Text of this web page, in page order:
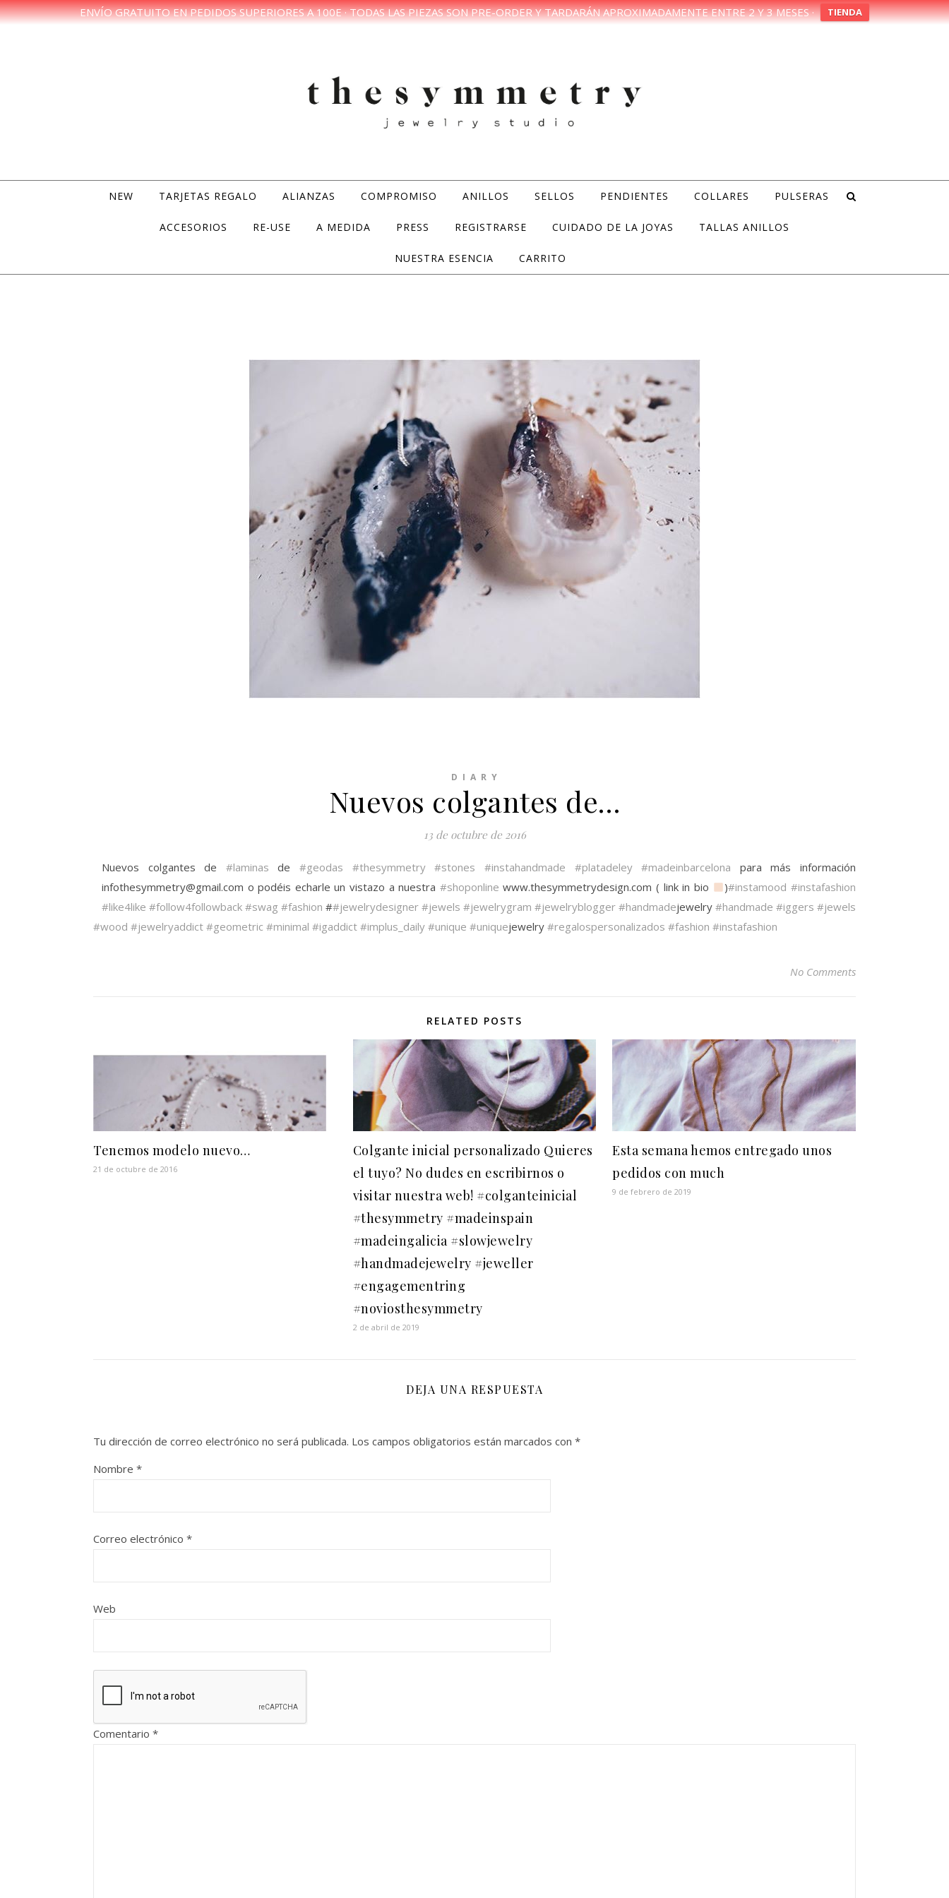
ENVÍO GRATUITO EN PEDIDOS SUPERIORES A 100E · TODAS LAS PIEZAS SON PRE-ORDER Y TARDARÁN APROXIMADAMENTE ENTRE 2 Y 3 MESES · TIENDA
NEW TARJETAS REGALO ALIANZAS COMPROMISO ANILLOS SELLOS PENDIENTES COLLARES PULSERAS
ACCESORIOS RE-USE A MEDIDA PRESS REGISTRARSE CUIDADO DE LA JOYAS TALLAS ANILLOS
NUESTRA ESENCIA CARRITO
D I A R Y
️Nuevos colgantes de…
13 de octubre de 2016
Nuevos colgantes de #laminas de#geodas #thesymmetry #stones #instahandmade #platadeley #madeinbarcelona para más información
infothesymmetry@gmail.com o podéis echarle un vistazo a nuestra #shoponline www.thesymmetrydesign.com ( link in bio )#instamood #instafashion
#like4like #follow4followback #swag #fashion ##jewelrydesigner #jewels #jewelrygram #jewelryblogger #handmadejewelry #handmade #iggers #jewels
#wood #jewelryaddict #geometric #minimal #igaddict #implus_daily #unique #uniquejewelry #regalospersonalizados #fashion #instafashion
No Comments
RELATED POSTS
Tenemos modelo nuevo…
21 de octubre de 2016
Colgante inicial personalizado ️Quieres
el tuyo? No dudes en escribirnos o
visitar nuestra web! #colganteinicial
#thesymmetry #madeinspain
#madeingalicia #slowjewelry
#handmadejewelry #jeweller
#engagementring
#noviosthesymmetry
2 de abril de 2019
Esta semana hemos entregado unos
pedidos con much
9 de febrero de 2019
DEJA UNA RESPUESTA
Tu dirección de correo electrónico no será publicada. Los campos obligatorios están marcados con *
Nombre *
Correo electrónico *
Web
Comentario *